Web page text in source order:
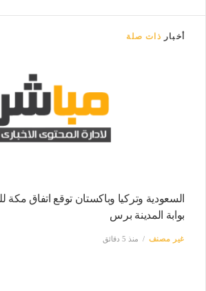
أخبار ذات صلة
السعودية وتركيا وباكستان توقع اتفاق مكة
بوابة المدينة برس
غير مصنف منذ 5 دقائق